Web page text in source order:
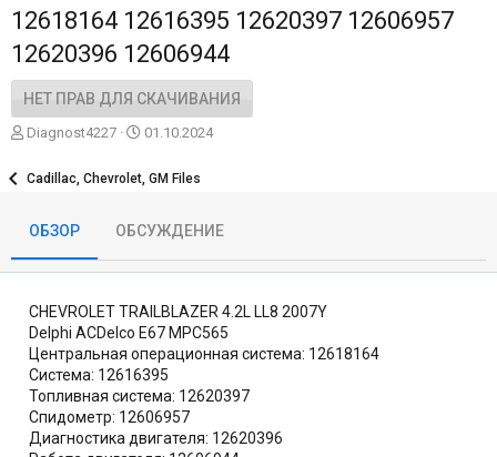
12618164 12616395 12620397 12606957
12620396 12606944
НЕТ ПРАВ ДЛЯ СКАЧИВАНИЯ
А
т
Diagnost4227
Д
т
а
о
д
н
и
я
01.10.2024
Cadillac, Chevrolet, GM Files
ОБЗОР ОБСУЖДЕНИЕ
CHEVROLET TRAILBLAZER 4.2L LL8 2007Y
Delphi ACDelco E67 MPC565
Центральная операционная система: 12618164
Система: 12616395
Топливная система: 12620397
Спидометр: 12606957
Диагностика двигателя: 12620396